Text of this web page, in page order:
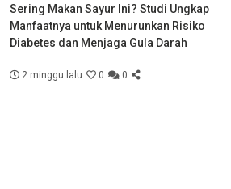
Sering Makan Sayur Ini? Studi Ungkap
Manfaatnya untuk Menurunkan Risiko
Diabetes dan Menjaga Gula Darah
2 minggu lalu 0 0